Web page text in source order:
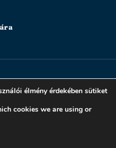
élmény érdekében sütiket
cookies we are using or